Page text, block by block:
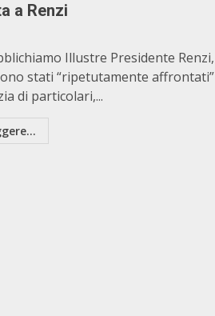
a Renzi
Illustre Presidente Renzi,
stati “ripetutamente affrontati”
di particolari,...